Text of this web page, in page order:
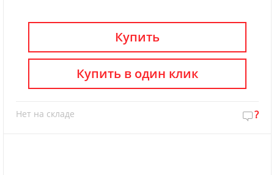
Купить
Нет на складе ?
Купить в один клик